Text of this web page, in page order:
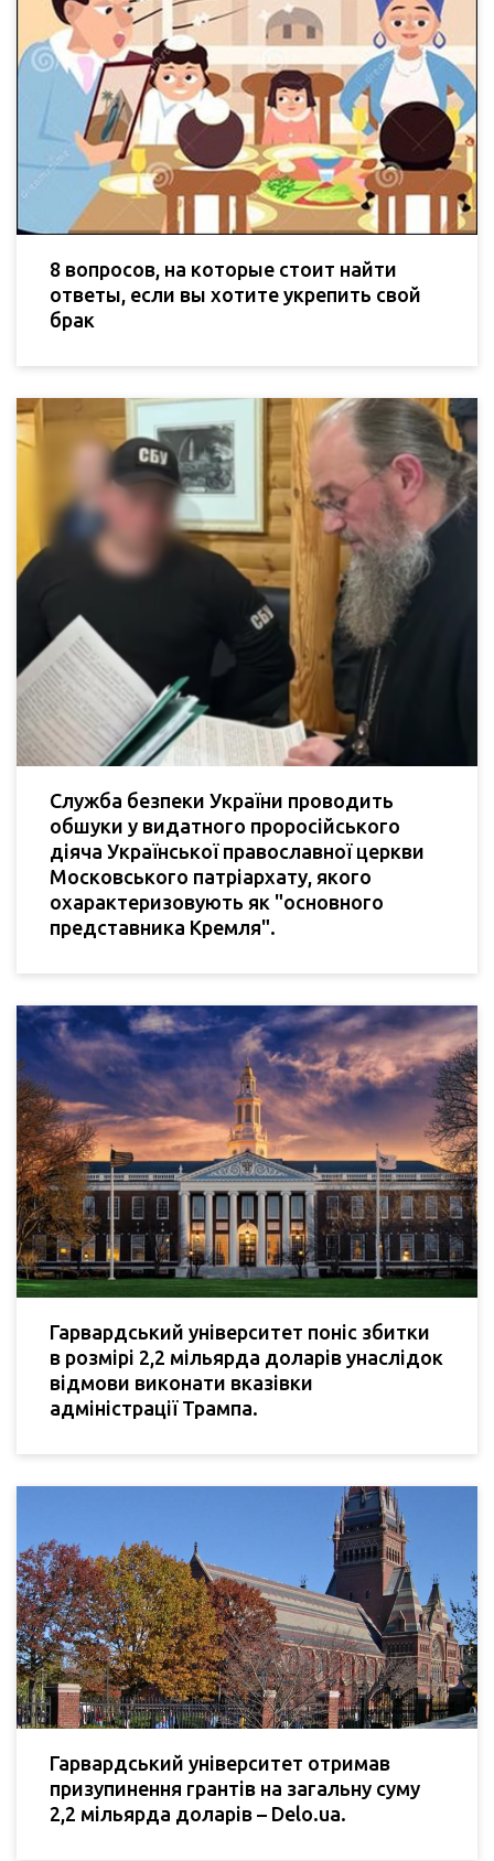
8 вопросов, на которые стоит найти
ответы, если вы хотите укрепить свой
брак
Служба безпеки України проводить
обшуки у видатного проросійського
діяча Української православної церкви
Московського патріархату, якого
охарактеризовують як "основного
представника Кремля".
Гарвардський університет поніс збитки
в розмірі 2,2 мільярда доларів унаслідок
відмови виконати вказівки
адміністрації Трампа.
Гарвардський університет отримав
призупинення грантів на загальну суму
2,2 мільярда доларів – Delo.ua.